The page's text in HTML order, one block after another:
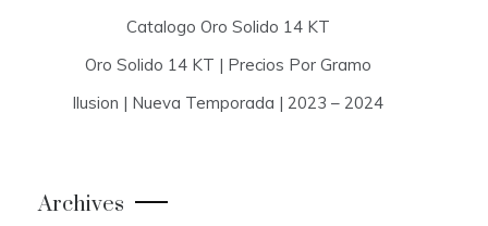
Catalogo Oro Solido 14 KT
Oro Solido 14 KT | Precios Por Gramo
Ilusion | Nueva Temporada | 2023 – 2024
Archives